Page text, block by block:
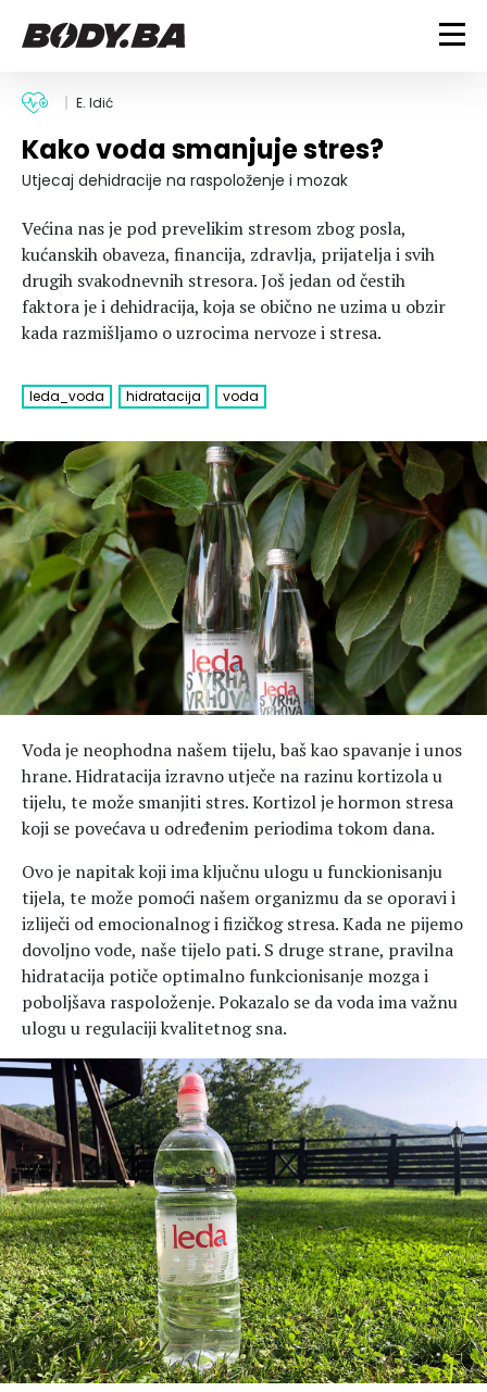
FITNESS
Vježbanje
Mršanje
Indoor & Outdoor
BODYBUILDING
Takmičarski bodybuilding
Savjeti
Ostalo
ISHRANA
Dijete
Nutricionizam
Recepti
Tablica kalorija
ZDRAVLJE
Um i tijelo
Lifestyle
LIFESTYLE
Bodybuilding
Ishrana
Zdravlje
Hedonizam
VODA
MAGAZIN
Njega nje
Njega njega
Šminka
Tehnologija
KALORIJE
E. Idić
Kako voda smanjuje stres?
Utjecaj dehidracije na raspoloženje i mozak
Većina nas je pod prevelikim stresom zbog posla,
kućanskih obaveza, financija, zdravlja, prijatelja i svih
drugih svakodnevnih stresora. Još jedan od čestih
faktora je i dehidracija, koja se obično ne uzima u obzir
kada razmišljamo o uzrocima nervoze i stresa.
leda_voda hidratacija voda
Voda je neophodna našem tijelu, baš kao spavanje i unos
hrane. Hidratacija izravno utječe na razinu kortizola u
tijelu, te može smanjiti stres. Kortizol je hormon stresa
koji se povećava u određenim periodima tokom dana.
Ovo je napitak koji ima ključnu ulogu u funckionisanju
tijela, te može pomoći našem organizmu da se oporavi i
izliječi od emocionalnog i fizičkog stresa. Kada ne pijemo
dovoljno vode, naše tijelo pati. S druge strane, pravilna
hidratacija potiče optimalno funkcionisanje mozga i
poboljšava raspoloženje. Pokazalo se da voda ima važnu
ulogu u regulaciji kvalitetnog sna.